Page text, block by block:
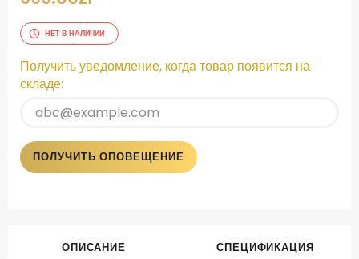
НЕТ В НАЛИЧИИ
Получить уведомление, когда товар появится на
складе:
ПОЛУЧИТЬ ОПОВЕЩЕНИЕ
ОПИСАНИЕ СПЕЦИФИКАЦИЯ